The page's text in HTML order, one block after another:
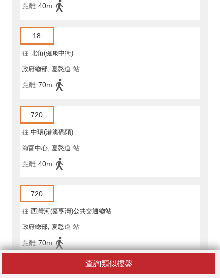
查詢類似樓盤
距離 40m
18
往 北角(健康中街)
政府總部, 夏慤道 站
距離 70m
720
往 中環(港澳碼頭)
海富中心, 夏慤道 站
距離 40m
720
往 西灣河(嘉亨灣)公共交通總站
政府總部, 夏慤道 站
距離 70m
720A